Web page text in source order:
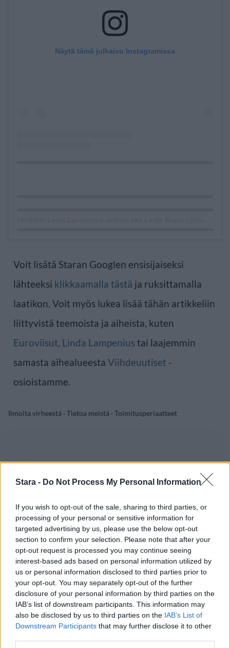
Stara - Do Not Process My Personal Information
If you wish to opt-out of the sale, sharing to third parties, or
processing of your personal or sensitive information for
targeted advertising by us, please use the below opt-out
section to confirm your selection. Please note that after your
opt-out request is processed you may continue seeing
interest-based ads based on personal information utilized by
us or personal information disclosed to third parties prior to
your opt-out. You may separately opt-out of the further
disclosure of your personal information by third parties on the
IAB’s list of downstream participants. This information may
also be disclosed by us to third parties on the IAB’s List of
Downstream Participants that may further disclose it to other
Näytä tämä julkaisu Instagramissa
Voit lisätä Staran Googlen ensisijaiseksi
lähteeksi klikkaamalla tästä ja ruksittamalla
laatikon. Voit myös lukea lisää tähän artikkeliin
liittyvistä teemoista ja aiheista, kuten
Euroviisut, Linda Lampenius tai laajemmin
samasta aihealueesta Viihdeuutiset -
osioistamme.
Ilmoita virheestä · Tietoa meistä · Toimitusperiaatteet